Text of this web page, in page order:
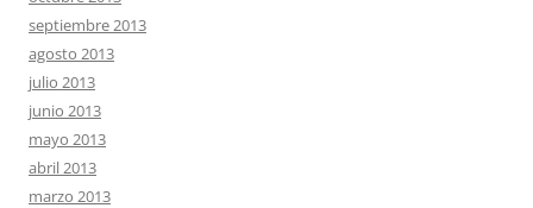
septiembre 2013
agosto 2013
julio 2013
junio 2013
mayo 2013
abril 2013
marzo 2013